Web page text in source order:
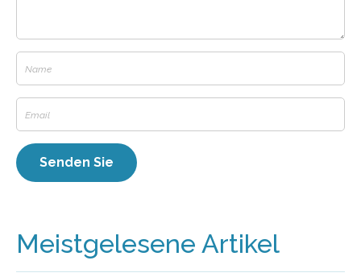
Meistgelesene Artikel